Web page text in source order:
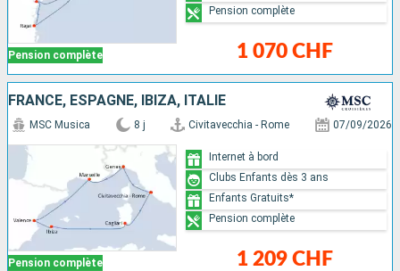
Pension complète 1 070 CHF
Pension complète
FRANCE, ESPAGNE, IBIZA, ITALIE
Pension complète
MSC Musica 8 j Civitavecchia - Rome 07/09/2026
1 209 CHF
Internet à bord
Clubs Enfants dès 3 ans
Enfants Gratuits*
Pension complète